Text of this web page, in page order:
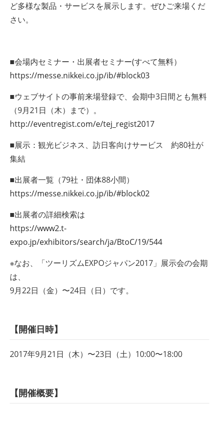
ど多様な製品・サービスを展示します。ぜひご来場くだ
さい。
■会場内セミナー・出展者セミナー(すべて無料）
https://messe.nikkei.co.jp/ib/#block03
■ウェブサイトの事前来場登録で、会期中3日間とも無料
（9月21日（木）まで）。
http://eventregist.com/e/tej_regist2017
■展示：観光ビジネス、訪日客向けサービス 約80社が
集結
■出展者一覧（79社・団体88小間）
https://messe.nikkei.co.jp/ib/#block02
■出展者の詳細検索は
https://www2.t-
expo.jp/exhibitors/search/ja/BtoC/19/544
※なお、「ツーリズムEXPOジャパン2017」展示会の会期
は、
9月22日（金）〜24日（日）です。
【開催日時】
2017年9月21日（木）〜23日（土）10:00〜18:00
【開催概要】